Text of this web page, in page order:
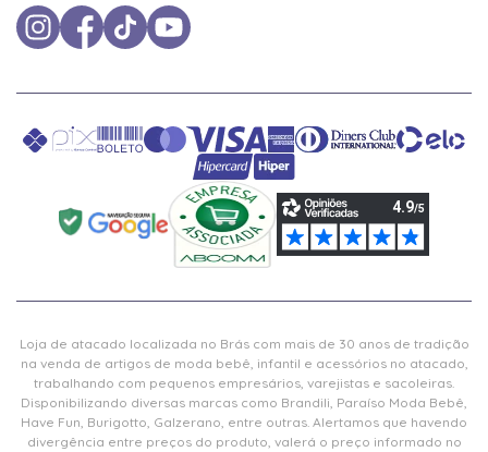
Loja de atacado localizada no Brás com mais de 30 anos de tradição
na venda de artigos de moda bebê, infantil e acessórios no atacado,
trabalhando com pequenos empresários, varejistas e sacoleiras.
Disponibilizando diversas marcas como Brandili, Paraíso Moda Bebê,
Have Fun, Burigotto, Galzerano, entre outras. Alertamos que havendo
divergência entre preços do produto, valerá o preço informado no